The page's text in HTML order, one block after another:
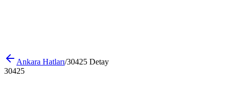
Ankara Hatları/30425 Detay
30425